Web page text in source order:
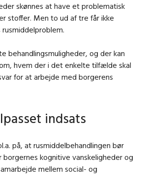
skønnes at have et problematisk
stoffer. Men to ud af tre får ikke
behandlingsmuligheder, og der kan
hvem der i det enkelte tilfælde skal
for at arbejde med borgerens
indsats
på, at rusmiddelbehandlingen bør
kognitive vanskeligheder og
mellem social- og